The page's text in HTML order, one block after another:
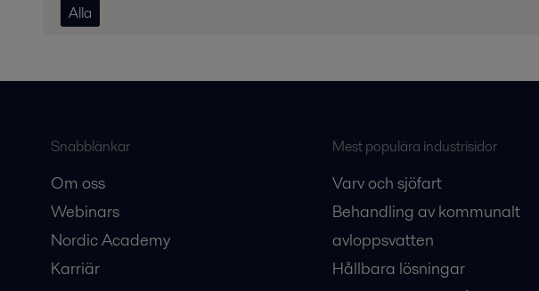
Alla
Snabblänkar
Om oss
Webinars
Nordic Academy
Karriär
Mest populära industrisidor
Varv och sjöfart
Behandling av kommunalt
avloppsvatten
Hållbara lösningar